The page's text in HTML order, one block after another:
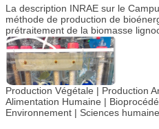
La description INRAE sur le
méthode de production de
prétraitement de la biomasse
Production Végétale | Production
Alimentation Humaine |
Environnement | Sciences